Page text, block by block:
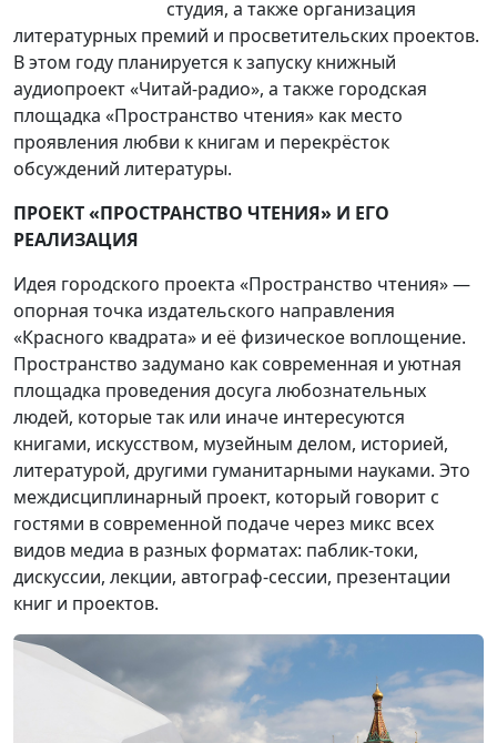
студия, а также организация
литературных премий и просветительских проектов.
В этом году планируется к запуску книжный
аудиопроект «Читай-радио», а также городская
площадка «Пространство чтения» как место
проявления любви к книгам и перекрёсток
обсуждений литературы.
ПРОЕКТ «ПРОСТРАНСТВО ЧТЕНИЯ» И ЕГО
РЕАЛИЗАЦИЯ
Идея городского проекта «Пространство чтения» —
опорная точка издательского направления
«Красного квадрата» и её физическое воплощение.
Пространство задумано как современная и уютная
площадка проведения досуга любознательных
людей, которые так или иначе интересуются
книгами, искусством, музейным делом, историей,
литературой, другими гуманитарными науками. Это
междисциплинарный проект, который говорит с
гостями в современной подаче через микс всех
видов медиа в разных форматах: паблик-токи,
дискуссии, лекции, автограф-сессии, презентации
книг и проектов.